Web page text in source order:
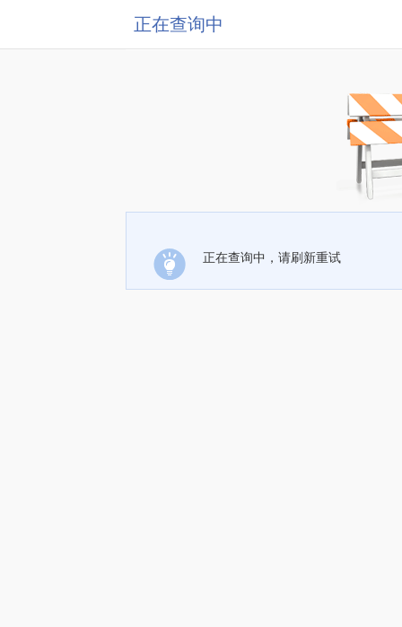
正在查询中
正在查询中，请刷新重试